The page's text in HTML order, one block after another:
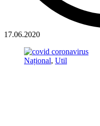
17.06.2020
Național, Util